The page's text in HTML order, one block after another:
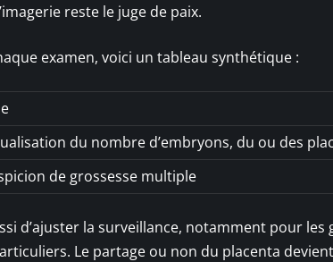
reste le juge de paix.
examen, voici un tableau synthétique :
du nombre d’embryons, du ou des
de grossesse multiple
d’ajuster la surveillance, notamment pour
Le partage ou non du placenta